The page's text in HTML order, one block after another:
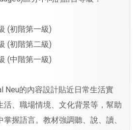
(初階第一級)
(初階第二級)
(中階第一級)
Neu的內容設計貼近日常生活實
活、職場情境、文化背景等，幫助
握語言。教材強調聽、說、讀、